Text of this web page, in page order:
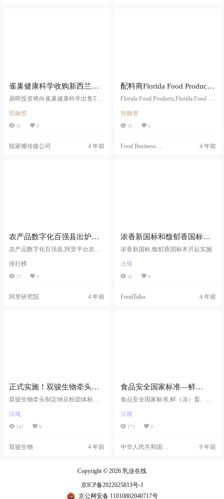
雀巢健康科学收购新西兰天
然健康产品公司The Better
鼎晖投资将向雀巢健康科学出售The
领先的天然健康产品公司之一,鼎晖
投资是亚洲最具规模的另类资产管
投融资
31 0
陆家嘴传媒公司 4 年前
配料商Florida Food Products
将收购Javo Beverage，增加
合
Florida Food Products,Florida Food Pr
司Ardian
投融资
45 0
Food Business
4 年前
农产品数字化百强县出炉，
排名第一的原来是它
农产品数字化百强县,阿里平台农产
排行榜
27 0
阿里研究院 4 年前
浓香新国标和馥郁香国标将
于4月起实施
浓香新国标,馥郁香国标本月起实施
法规
42 0
FoodTalks 4 年前
正式实施！双骏生物牵头制
定纳豆粉团体标准，进一步
双骏生物牵头制定纳豆粉团体标准,
段,紫外分光光度法与琼脂糖纤维蛋
白平板法作为纳豆激酶的标准检验
法规
147 0
双骏生物 4 年前
食品安全国家标准—鲜
（冻）畜、禽产品GB 2707
食品安全国家标准,鲜（冻）畜、禽
法规
172 0
中华人民共和国卫
9 年前
Copyright © 2026 乳业在线
京ICP备2022025813号-1
京公网安备 11010802040717号